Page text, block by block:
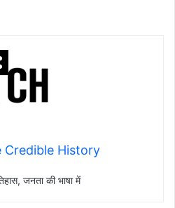
Credible History
जनता की भाषा में